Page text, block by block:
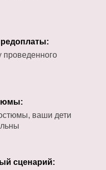
проведенного
ваши дети
сценарий: